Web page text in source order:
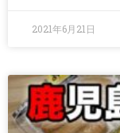
2021年6月21日